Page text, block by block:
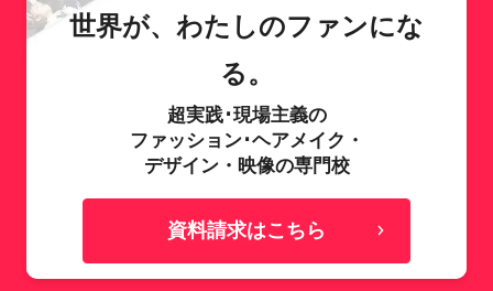
世界が、わたしのファンにな
る。
超実践･現場主義の
ファッション･ヘアメイク・
デザイン・映像の専門校
資料請求はこちら